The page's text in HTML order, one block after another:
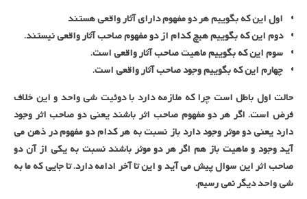
اول این که بگوییم هر دو مفهوم دارای آثار واقعی هستند
دوم این که بگوییم هیچ کدام از دو مفهوم صاحب آثار واقعی نیستند.
سوم این که بگوییم ماهیت صاحب آثار واقعی است.
چهارم این که بگوییم وجود صاحب آثار واقعی است.
حالت اول باطل است چرا که ملازمه دارد با دوئیت شی واحد و این خلاف
فرض است. اگر هر دو مفهوم صاحب اثر باشند یعنی دو صاحب اثر وجود
دارد یعنی دو موثر وجود دارد باز نسبت به هر کدام دو مفهوم در ذهن می
آید وجود و ماهیت باز هم اگر هر دو موثر باشند نسبت به یکی از آن دو
صاحب اثر این سوال پیش می آید و این تا آخر ادامه دارد. تا جایی که ما به
شی واحد دیگر نمی رسیم.